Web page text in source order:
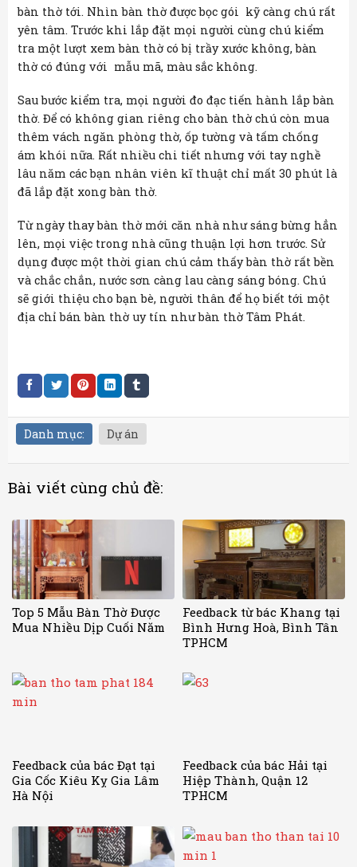
bàn thờ tới. Nhìn bàn thờ được bọc gói kỹ càng chú rất
yên tâm. Trước khi lắp đặt mọi người cùng chú kiểm
tra một lượt xem bàn thờ có bị trầy xước không, bàn
thờ có đúng với mẫu mã, màu sắc không.
Sau bước kiểm tra, mọi người đo đạc tiến hành lắp bàn
thờ. Để có không gian riêng cho bàn thờ chú còn mua
thêm vách ngăn phòng thờ, ốp tường và tấm chống
ám khói nữa. Rất nhiều chi tiết nhưng với tay nghề
lâu năm các bạn nhân viên kĩ thuật chỉ mất 30 phút là
đã lắp đặt xong bàn thờ.
Từ ngày thay bàn thờ mới căn nhà như sáng bừng hẳn
lên, mọi việc trong nhà cũng thuận lợi hơn trước. Sử
dụng được một thời gian chú cảm thấy bàn thờ rất bền
và chắc chắn, nước sơn càng lau càng sáng bóng. Chú
sẽ giới thiệu cho bạn bè, người thân để họ biết tới một
địa chỉ bán bàn thờ uy tín như bàn thờ Tâm Phát.
Danh mục: Dự án
Bài viết cùng chủ đề:
Top 5 Mẫu Bàn Thờ Được
Mua Nhiều Dịp Cuối Năm
Feedback từ bác Khang tại
Bình Hưng Hoà, Bình Tân
TPHCM
Feedback của bác Đạt tại
Gia Cốc Kiêu Kỵ Gia Lâm
Hà Nội
Feedback của bác Hải tại
Hiệp Thành, Quận 12
TPHCM